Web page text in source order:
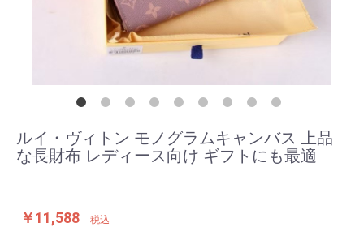
ルイ・ヴィトン モノグラムキャンバス 上品
な長財布 レディース向け ギフトにも最適
￥11,588 税込